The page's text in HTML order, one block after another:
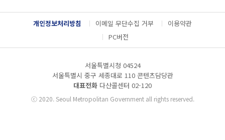
g
l
e
l
서
다
운
드
개인정보처리방침 이메일 무단수집 거부
이용약관
PC버전
서울특별시청 04524
서울특별시 중구 세종대로 110 콘텐츠담당관
대표전화 다산콜센터 02-120
ⓒ2020. Seoul Metropolitan Government all rights reserved.